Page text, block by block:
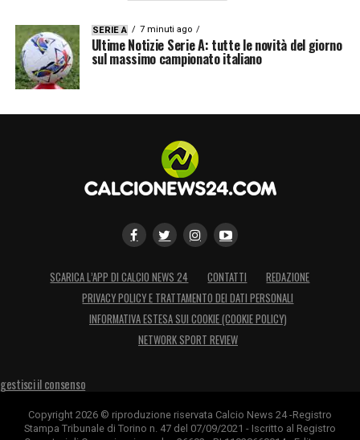
SERIE A 7 minuti ago
Ultime Notizie Serie A: tutte le novità del giorno
sul massimo campionato italiano
SCARICA L’APP DI CALCIO NEWS 24 CONTATTI
REDAZIONE
PRIVACY POLICY E TRATTAMENTO DEI DATI PERSONALI
INFORMATIVA ESTESA SUI COOKIE (COOKIE POLICY)
NETWORK SPORT REVIEW
gestisci il consenso
Copyright 2026 © riproduzione riservata Calcio News 24 -Registro
Stampa Tribunale di Torino n. 47 del 07/09/2021 - Iscritto al Registro